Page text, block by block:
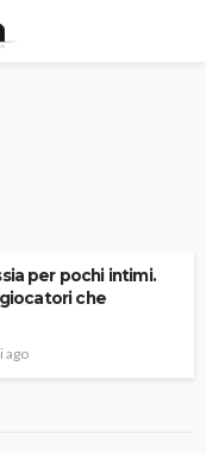
per pochi intimi.
che
ago